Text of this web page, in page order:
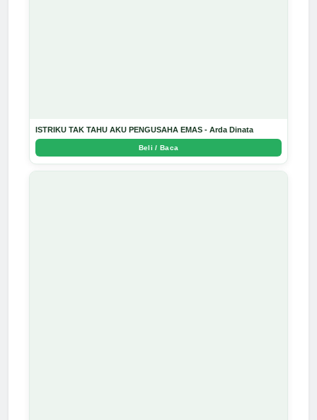
ISTRIKU TAK TAHU AKU PENGUSAHA EMAS - Arda Dinata
Beli / Baca